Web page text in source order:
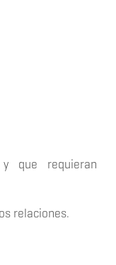
que requieran
relaciones.